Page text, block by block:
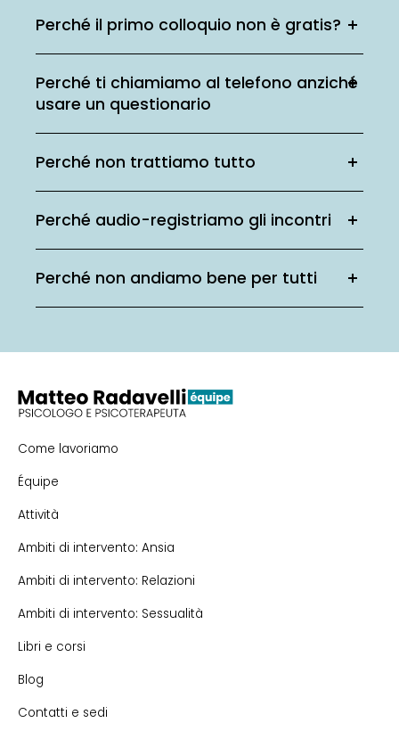
Perché il primo colloquio non è gratis?
Perché ti chiamiamo al telefono anziché
usare un questionario
Perché non trattiamo tutto
Perché audio-registriamo gli incontri
Perché non andiamo bene per tutti
Come lavoriamo
Équipe
Attività
Ambiti di intervento: Ansia
Ambiti di intervento: Relazioni
Ambiti di intervento: Sessualità
Libri e corsi
Blog
Contatti e sedi